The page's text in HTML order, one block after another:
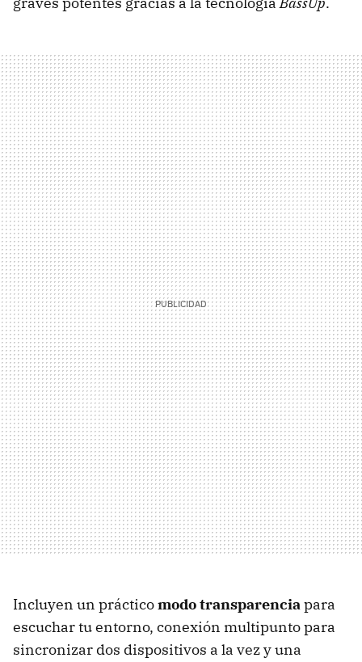
Incluyen un prácticomodo transparenciapara
escuchar tu entorno, conexión multipunto para
sincronizar dos dispositivos a la vez y una